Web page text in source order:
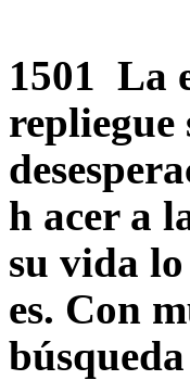
1501 La
repliegue
h acer a
su vida
es. Con